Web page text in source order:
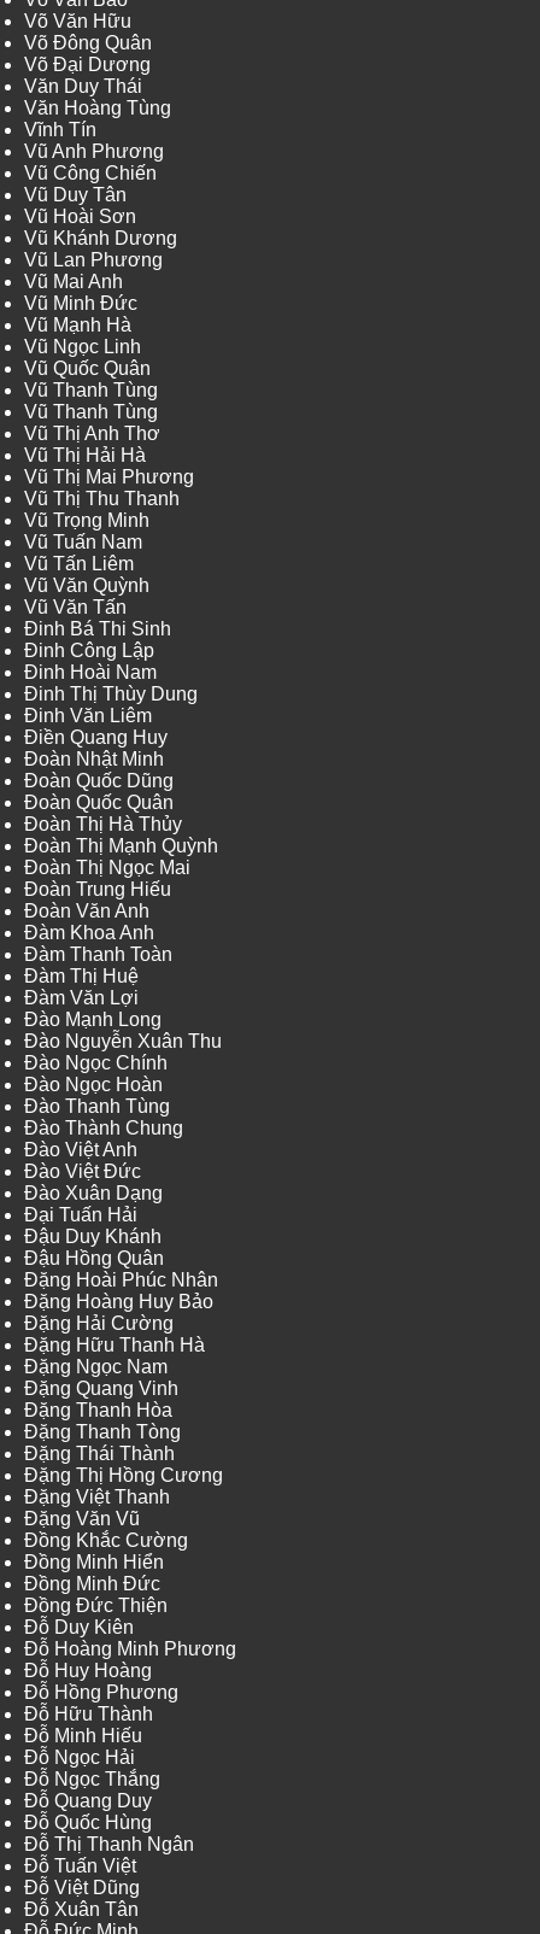
Võ Văn Hữu
Võ Đông Quân
Võ Đại Dương
Văn Duy Thái
Văn Hoàng Tùng
Vĩnh Tín
Vũ Anh Phương
Vũ Công Chiến
Vũ Duy Tân
Vũ Hoài Sơn
Vũ Khánh Dương
Vũ Lan Phương
Vũ Mai Anh
Vũ Minh Đức
Vũ Mạnh Hà
Vũ Ngọc Linh
Vũ Quốc Quân
Vũ Thanh Tùng
Vũ Thanh Tùng
Vũ Thị Anh Thơ
Vũ Thị Hải Hà
Vũ Thị Mai Phương
Vũ Thị Thu Thanh
Vũ Trọng Minh
Vũ Tuấn Nam
Vũ Tấn Liêm
Vũ Văn Quỳnh
Vũ Văn Tấn
Đinh Bá Thi Sinh
Đinh Công Lập
Đinh Hoài Nam
Đinh Thị Thùy Dung
Đinh Văn Liêm
Điền Quang Huy
Đoàn Nhật Minh
Đoàn Quốc Dũng
Đoàn Quốc Quân
Đoàn Thị Hà Thủy
Đoàn Thị Mạnh Quỳnh
Đoàn Thị Ngọc Mai
Đoàn Trung Hiếu
Đoàn Văn Anh
Đàm Khoa Anh
Đàm Thanh Toàn
Đàm Thị Huệ
Đàm Văn Lợi
Đào Mạnh Long
Đào Nguyễn Xuân Thu
Đào Ngọc Chính
Đào Ngọc Hoàn
Đào Thanh Tùng
Đào Thành Chung
Đào Việt Anh
Đào Việt Đức
Đào Xuân Dạng
Đại Tuấn Hải
Đậu Duy Khánh
Đậu Hồng Quân
Đặng Hoài Phúc Nhân
Đặng Hoàng Huy Bảo
Đặng Hải Cường
Đặng Hữu Thanh Hà
Đặng Ngọc Nam
Đặng Quang Vinh
Đặng Thanh Hòa
Đặng Thanh Tòng
Đặng Thái Thành
Đặng Thị Hồng Cương
Đặng Việt Thanh
Đặng Văn Vũ
Đồng Khắc Cường
Đồng Minh Hiển
Đồng Minh Đức
Đồng Đức Thiện
Đỗ Duy Kiên
Đỗ Hoàng Minh Phương
Đỗ Huy Hoàng
Đỗ Hồng Phương
Đỗ Hữu Thành
Đỗ Minh Hiếu
Đỗ Ngọc Hải
Đỗ Ngọc Thắng
Đỗ Quang Duy
Đỗ Quốc Hùng
Đỗ Thị Thanh Ngân
Đỗ Tuấn Việt
Đỗ Việt Dũng
Đỗ Xuân Tân